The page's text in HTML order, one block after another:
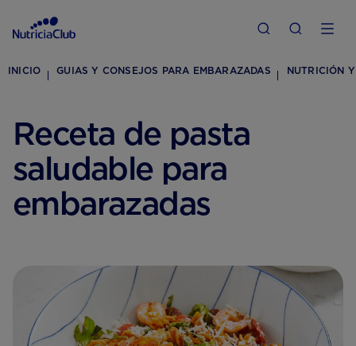
INICIO GUIAS Y CONSEJOS PARA EMBARAZADAS NUTRICIÓN
Receta de pasta
saludable para
embarazadas